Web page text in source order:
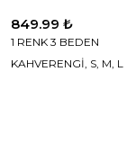
849.99 ₺
1 RENK 3 BEDEN
KAHVERENGİ, S, M, L